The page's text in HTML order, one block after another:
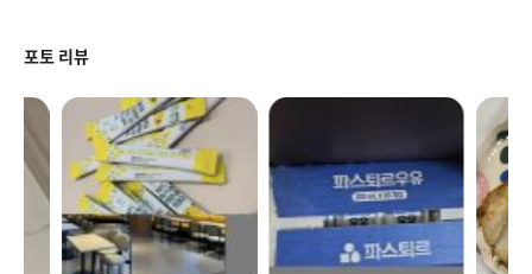
포토 리뷰